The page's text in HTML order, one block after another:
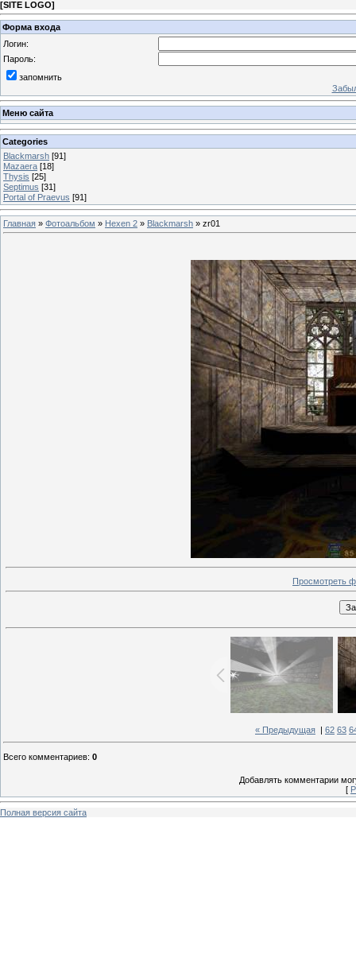
[SITE LOGO]
Форма входа
Логин:
Пароль:
запомнить
Меню сайта
Categories
Blackmarsh [91]
Mazaera [18]
Thysis [25]
Septimus [31]
Portal of Praevus [91]
Главная » Фотоальбом » Hexen 2 » Blackmarsh » zr01
Просмотреть
« Предыдущая 62 63
Всего комментариев: 0
Добавлять комментарии
[
Полная версия сайта